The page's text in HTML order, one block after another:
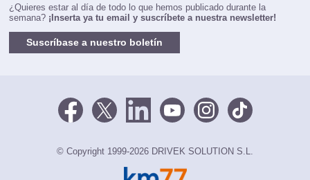
¿Quieres estar al día de todo lo que hemos publicado durante la
semana? ¡Inserta ya tu email y suscríbete a nuestra newsletter!
Suscríbase a nuestro boletín
© Copyright 1999-2026 DRIVEK SOLUTION S.L.